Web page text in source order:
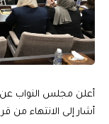
أعلن مجلس النواب عن
أشار إلى الانتهاء من قراءة 9 قوانين مهمة